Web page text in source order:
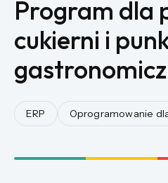
ERP Oprogramowanie
Program dla
cukierni i